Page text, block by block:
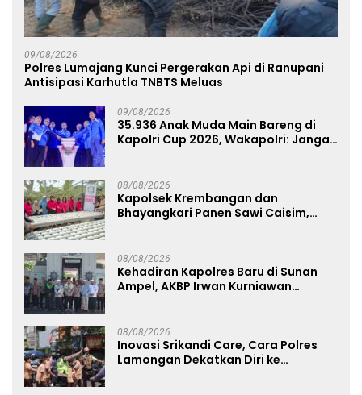
09/08/2026
Polres Lumajang Kunci Pergerakan Api di Ranupani
Antisipasi Karhutla TNBTS Meluas
09/08/2026
35.936 Anak Muda Main Bareng di
Kapolri Cup 2026, Wakapolri: Jangan
08/08/2026
Kapolsek Krembangan dan
Bhayangkari Panen Sawi Caisim,
08/08/2026
Kehadiran Kapolres Baru di Sunan
Ampel, AKBP Irwan Kurniawan
08/08/2026
Inovasi Srikandi Care, Cara Polres
Lamongan Dekatkan Diri ke